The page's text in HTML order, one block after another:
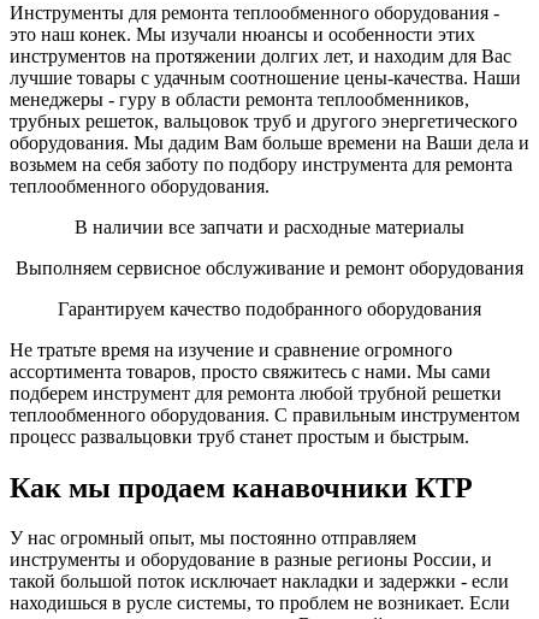
Инструменты для ремонта теплообменного оборудования -
это наш конек. Мы изучали нюансы и особенности этих
инструментов на протяжении долгих лет, и находим для Вас
лучшие товары с удачным соотношение цены-качества. Наши
менеджеры - гуру в области ремонта теплообменников,
трубных решеток, вальцовок труб и другого энергетического
оборудования. Мы дадим Вам больше времени на Ваши дела и
возьмем на себя заботу по подбору инструмента для ремонта
теплообменного оборудования.
В наличии все запчати и расходные материалы
Выполняем сервисное обслуживание и ремонт оборудования
Гарантируем качество подобранного оборудования
Не тратьте время на изучение и сравнение огромного
ассортимента товаров, просто свяжитесь с нами. Мы сами
подберем инструмент для ремонта любой трубной решетки
теплообменного оборудования. С правильным инструментом
процесс развальцовки труб станет простым и быстрым.
Как мы продаем канавочники КТР
У нас огромный опыт, мы постоянно отправляем
инструменты и оборудование в разные регионы России, и
такой большой поток исключает накладки и задержки - если
находишься в русле системы, то проблем не возникает. Если